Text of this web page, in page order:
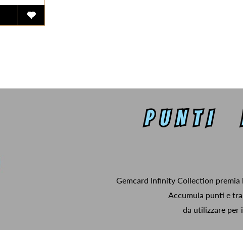
Gemcard Infinity Collection
Accumula punti e
da utilizzare